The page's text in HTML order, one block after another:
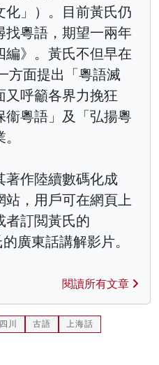
化」）。目前黃氏仍
找粵語，期望一兩年
編》。黃氏不但早在
方面提出「粵語滅
又呼籲各界力挽狂
衞粵語」及「弘揚粵
著作陸續數碼化成
站，用戶可在網頁上
者訂閲黃氏的
廣東話講解影片。
閱讀所有文章
四川 古語 上海話